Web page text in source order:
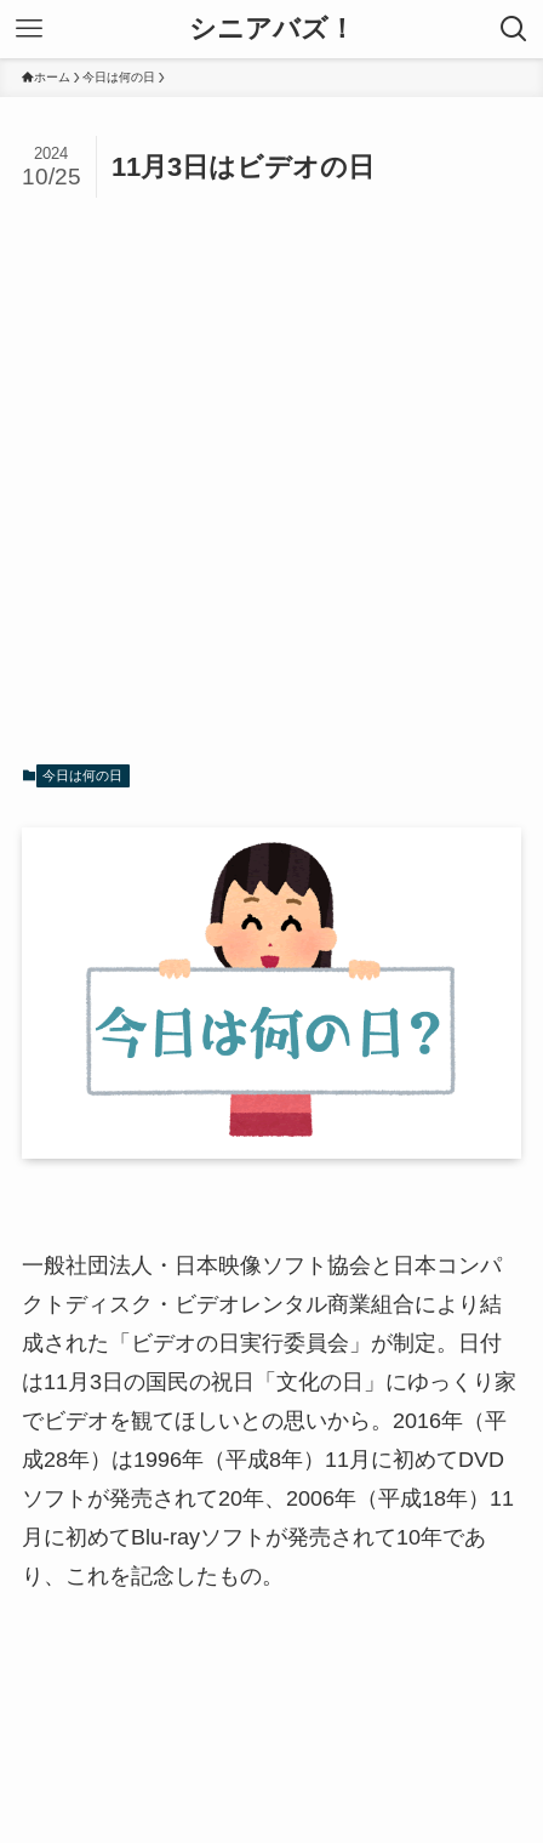
シニアバズ！
ホーム 今日は何の日
11月3日はビデオの日
2024
10/25
今日は何の日
一般社団法人・日本映像ソフト協会と日本コンパ
クトディスク・ビデオレンタル商業組合により結
成された「ビデオの日実行委員会」が制定。日付
は11月3日の国民の祝日「文化の日」にゆっくり家
でビデオを観てほしいとの思いから。2016年（平
成28年）は1996年（平成8年）11月に初めてDVD
ソフトが発売されて20年、2006年（平成18年）11
月に初めてBlu-rayソフトが発売されて10年であ
り、これを記念したもの。